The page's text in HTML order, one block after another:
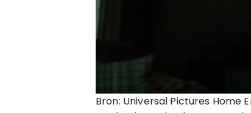
Bron: Universal Pictures Home